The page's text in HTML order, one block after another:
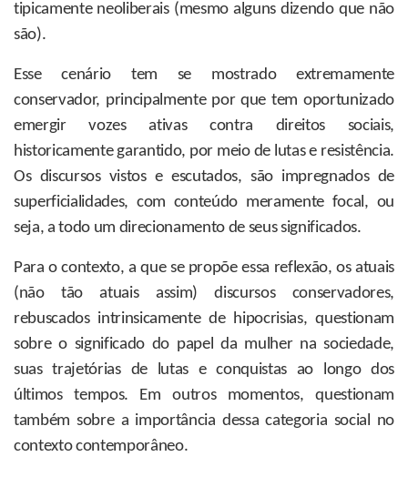
tipicamente neoliberais (mesmo alguns dizendo que não
são).
Esse cenário tem se mostrado extremamente
conservador, principalmente por que tem oportunizado
emergir vozes ativas contra direitos sociais,
historicamente garantido, por meio de lutas e resistência.
Os discursos vistos e escutados, são impregnados de
superficialidades, com conteúdo meramente focal, ou
seja, a todo um direcionamento de seus significados.
Para o contexto, a que se propõe essa reflexão, os atuais
(não tão atuais assim) discursos conservadores,
rebuscados intrinsicamente de hipocrisias, questionam
sobre o significado do papel da mulher na sociedade,
suas trajetórias de lutas e conquistas ao longo dos
últimos tempos. Em outros momentos, questionam
também sobre a importância dessa categoria social no
contexto contemporâneo.